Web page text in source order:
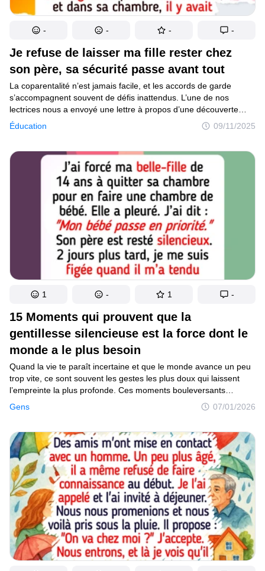
Je refuse de laisser ma fille rester chez
son père, sa sécurité passe avant tout
Éducation 09/11/2025
La coparentalité n’est jamais facile, et les accords de garde
s’accompagnent souvent de défis inattendus. L’une de nos
lectrices nous a envoyé une lettre à propos d’une découverte
choquante chez son ex, qui l’a amenée à remettre en question
ses choix en tant que parent. Son histoire met en lumière les
et l’importance, pour le bien-être d’un enfant, de se sentir
en sécurité et d’avoir son propre espace.
- - - -
15 Moments qui prouvent que la
gentillesse silencieuse est la force dont le
monde a le plus besoin
Gens 07/01/2026
Quand la vie te paraît incertaine et que le monde avance un peu
trop vite, ce sont souvent les gestes les plus doux qui laissent
l’empreinte la plus profonde. Ces moments bouleversants
montrent à quel point la compassion, la chaleur et la simple
connexion humaine peuvent apporter du réconfort quand
l’espoir naît de la gentillesse du quotidien, celle qui nous unit
vraiment.
1 - 1 -